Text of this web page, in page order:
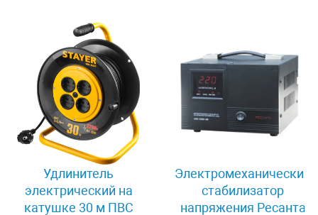
Удлинитель
электрический на
катушке 30 м ПВС
Электромеханический
стабилизатор
напряжения Ресанта